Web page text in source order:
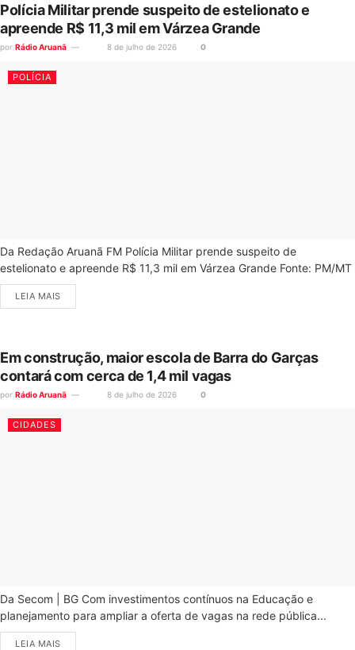
Polícia Militar prende suspeito de estelionato e
apreende R$ 11,3 mil em Várzea Grande
por Rádio Aruanã 8 de julho de 2026 0
POLÍCIA
Da Redação Aruanã FM Polícia Militar prende suspeito de
estelionato e apreende R$ 11,3 mil em Várzea Grande Fonte: PM/MT
LEIA MAIS
Em construção, maior escola de Barra do Garças
contará com cerca de 1,4 mil vagas
por Rádio Aruanã 8 de julho de 2026 0
CIDADES
Da Secom | BG Com investimentos contínuos na Educação e
planejamento para ampliar a oferta de vagas na rede pública...
LEIA MAIS